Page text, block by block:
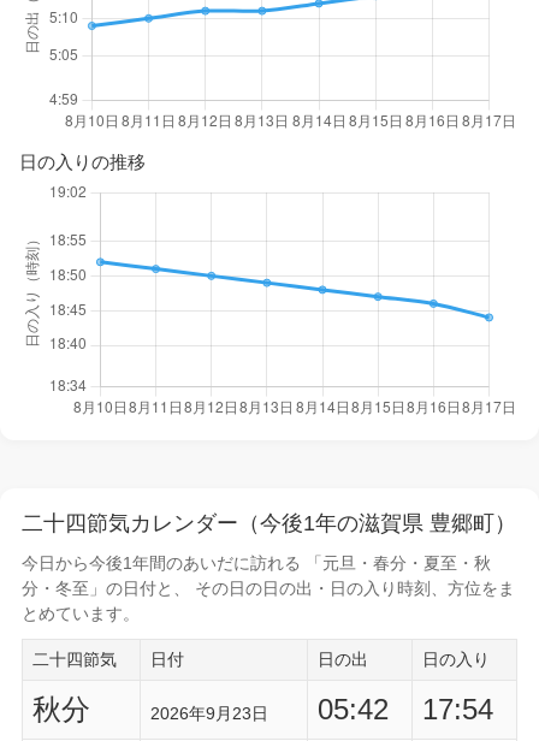
日の入りの推移
二十四節気カレンダー（今後1年の滋賀県 豊郷町）
今日から今後1年間のあいだに訪れる 「元旦・春分・夏至・秋
分・冬至」の日付と、 その日の日の出・日の入り時刻
、方位をま
とめています。
二十四節気 日付 日の出 日の入り
秋分 2026年9月23日 05:42
17:54